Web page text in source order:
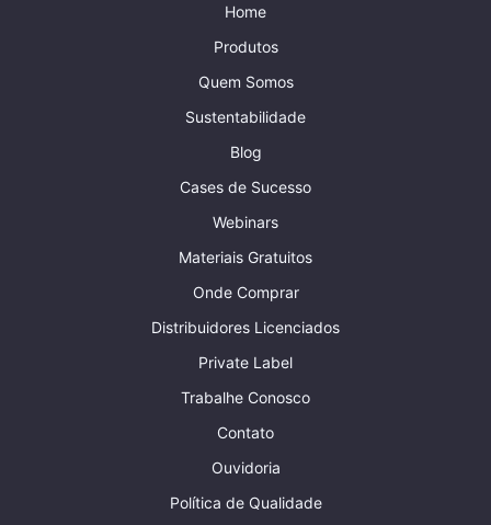
Home
Produtos
Quem Somos
Sustentabilidade
Blog
Cases de Sucesso
Webinars
Materiais Gratuitos
Onde Comprar
Distribuidores Licenciados
Private Label
Trabalhe Conosco
Contato
Ouvidoria
Política de Qualidade